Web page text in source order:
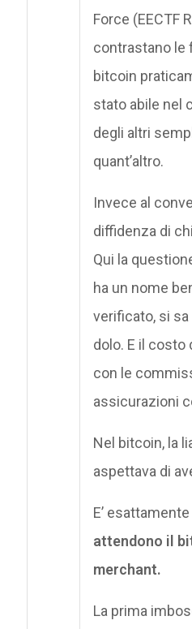
Force (EECTF
contrastano le
bitcoin
stato abile nel
degli altri
quant’altro.
Invece al
diffidenza di
Qui la
ha un nome
verificato, si
dolo. E il
con le
assicurazioni
Nel bitcoin, la
aspettava di
E’
attendono il
merchant.
La prima